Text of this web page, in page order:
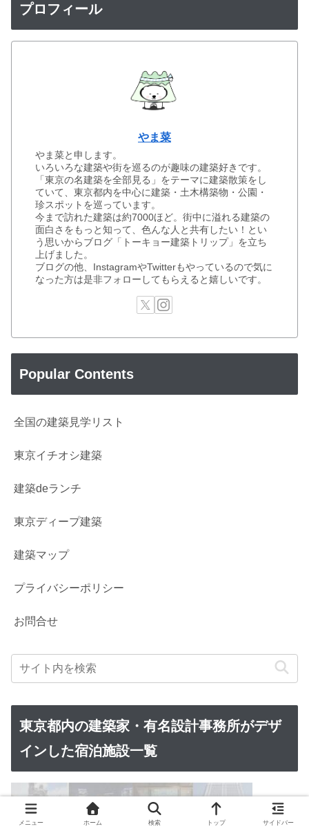
プロフィール
やま菜
やま菜と申します。
いろいろな建築や街を巡るのが趣味の建築好きです。
「東京の名建築を全部見る」をテーマに建築散策をし
ていて、東京都内を中心に建築・土木構築物・公園・
珍スポットを巡っています。
今まで訪れた建築は約7000ほど。街中に溢れる建築の
面白さをもっと知って、色んな人と共有したい！とい
う思いからブログ「トーキョー建築トリップ」を立ち
上げました。
ブログの他、InstagramやTwitterもやっているので気に
なった方は是非フォローしてもらえると嬉しいです。
Popular Contents
全国の建築見学リスト
東京イチオシ建築
建築deランチ
東京ディープ建築
建築マップ
プライバシーポリシー
お問合せ
東京都内の建築家・有名設計事務所がデザ
インした宿泊施設一覧
メニュー ホーム 検索 トップ サイドバー